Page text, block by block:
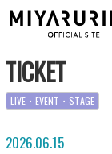
TICKET
LIVE・EVENT・STAGE
2026.06.15